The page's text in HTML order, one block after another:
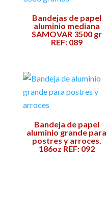
Bandejas de papel
aluminio mediana
SAMOVAR 3500 gr
REF: 089
Bandeja de papel
aluminio grande para
postres y arroces.
186oz REF: 092